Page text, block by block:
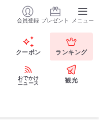
会員登録 プレゼント メニュー
クーポン ランキング
おでかけ
ニュース
観光